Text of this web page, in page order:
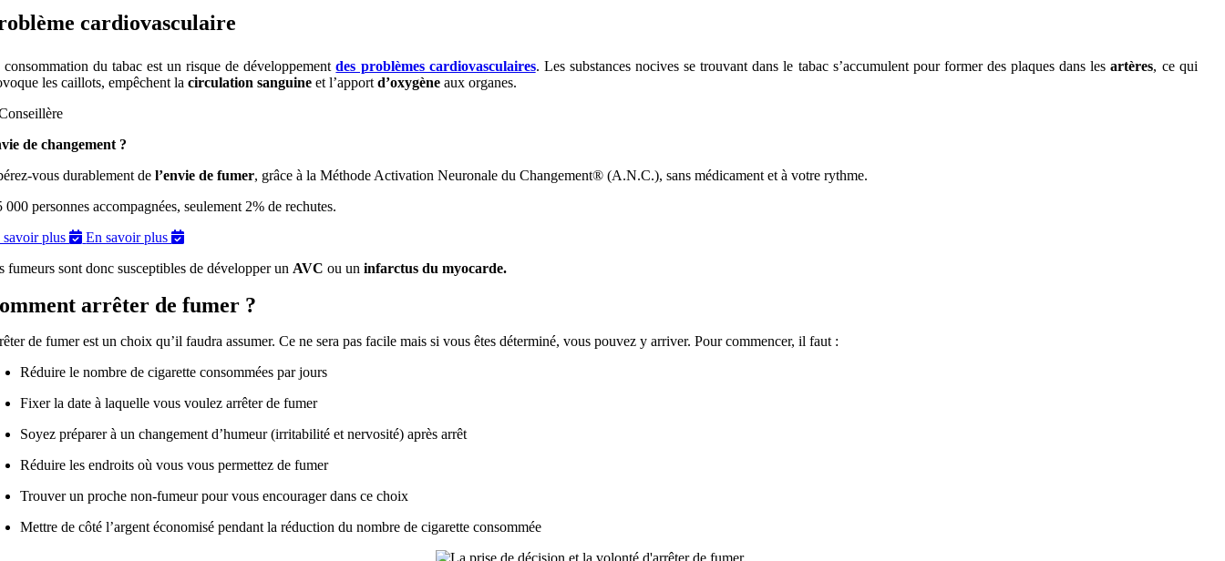
cardiovasculaire
du tabac est un risque de développementdes problèmes cardiovasculaires. Les substances nocives se trouvant dans le tabac s’accumulent pour former des plaques dans lesartères, ce qui
les caillots, empêchent lacirculation sanguine et l’apportd’oxygèneaux organes.
de changement ?
vous durablement del’envie de fumer, grâce à la Méthode Activation Neuronale du Changement® (A.N.C.), sans médicament et à votre rythme.
000 personnes accompagnées, seulement 2% de rechutes.
savoir plus
En savoir plus
fumeurs sont donc susceptibles de développer un AVCou uninfarctus du myocarde.
arrêter de fumer ?
de fumer est un choix qu’il faudra assumer. Ce ne sera pas facile mais si vous êtes déterminé, vous pouvez y arriver. Pour commencer, il faut :
Réduire le nombre de cigarette consommées par jours
Fixer la date à laquelle vous voulez arrêter de fumer
Soyez préparer à un changement d’humeur (irritabilité et nervosité) après arrêt
Réduire les endroits où vous vous permettez de fumer
Trouver un proche non-fumeur pour vous encourager dans ce choix
Mettre de côté l’argent économisé pendant la réduction du nombre de cigarette consommée